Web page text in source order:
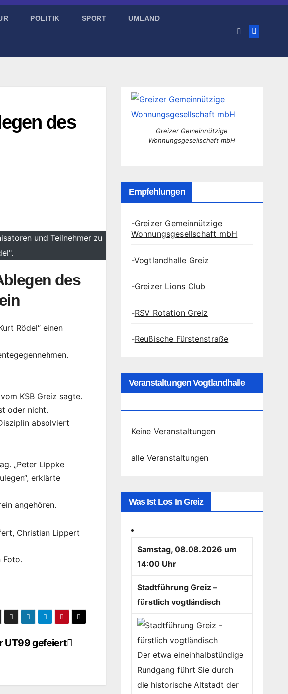
POLITIK SPORT UMLAND
des
und Teilnehmer zu
des
Rödel“ einen
KSB Greiz sagte.
oder nicht.
absolviert
„Peter Lippke
erklärte
angehören.
Christian Lippert
Foto.
UT99 gefeiert
Greizer Gemeinnützige
Wohnungsgesellschaft mbH
Empfehlungen
-Greizer Gemeinnützige
Wohnungsgesellschaft mbH
-Vogtlandhalle Greiz
-Greizer Lions Club
-RSV Rotation Greiz
-Reußische Fürstenstraße
Veranstaltungen Vogtlandhalle
Keine Veranstaltungen
alle Veranstaltungen
Was Ist Los In Greiz
Samstag, 08.08.2026 um
14:00 Uhr
Stadtführung Greiz –
fürstlich vogtländisch
Der etwa eineinhalbstündige
Rundgang führt Sie durch
die historische Altstadt der